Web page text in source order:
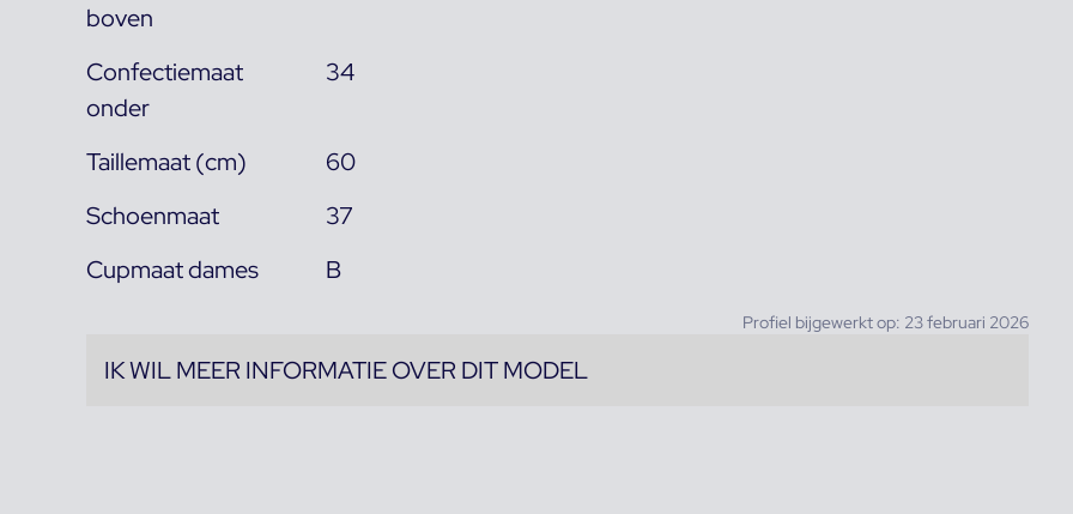
boven
Confectiemaat
onder
34
Taillemaat (cm)
60
Schoenmaat
37
Cupmaat dames
B
Profiel bijgewerkt op: 23 februari 2026
IK WIL MEER INFORMATIE OVER DIT MODEL